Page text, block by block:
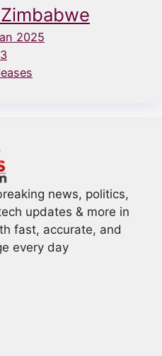
2025
news, politics,
updates & more in
fast, accurate, and
every day